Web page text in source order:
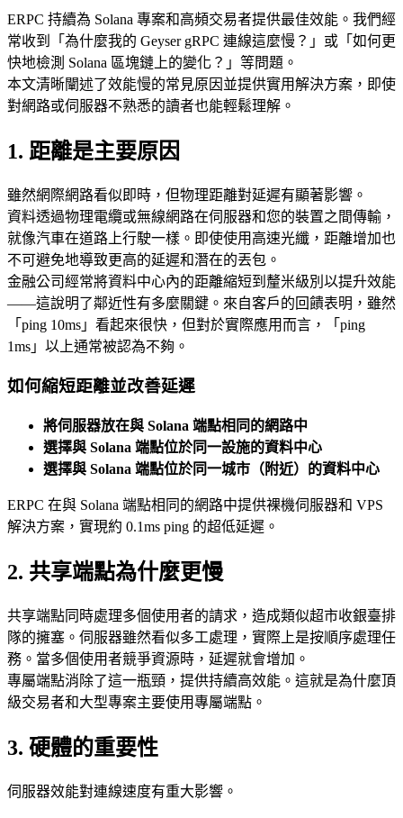
ERPC 持續為 Solana 專案和高頻交易者提供最佳效能。我們經
常收到「為什麼我的 Geyser gRPC 連線這麼慢？」或「如何更
快地檢測 Solana 區塊鏈上的變化？」等問題。
本文清晰闡述了效能慢的常見原因並提供實用解決方案，即使
對網路或伺服器不熟悉的讀者也能輕鬆理解。
1. 距離是主要原因
雖然網際網路看似即時，但物理距離對延遲有顯著影響。
資料透過物理電纜或無線網路在伺服器和您的裝置之間傳輸，
就像汽車在道路上行駛一樣。即使使用高速光纖，距離增加也
不可避免地導致更高的延遲和潛在的丟包。
金融公司經常將資料中心內的距離縮短到釐米級別以提升效能
——這說明了鄰近性有多麼關鍵。來自客戶的回饋表明，雖然
「ping 10ms」看起來很快，但對於實際應用而言，「ping
1ms」以上通常被認為不夠。
如何縮短距離並改善延遲
將伺服器放在與 Solana 端點相同的網路中
選擇與 Solana 端點位於同一設施的資料中心
選擇與 Solana 端點位於同一城市（附近）的資料中心
ERPC 在與 Solana 端點相同的網路中提供裸機伺服器和 VPS
解決方案，實現約 0.1ms ping 的超低延遲。
2. 共享端點為什麼更慢
共享端點同時處理多個使用者的請求，造成類似超市收銀臺排
隊的擁塞。伺服器雖然看似多工處理，實際上是按順序處理任
務。當多個使用者競爭資源時，延遲就會增加。
專屬端點消除了這一瓶頸，提供持續高效能。這就是為什麼頂
級交易者和大型專案主要使用專屬端點。
3. 硬體的重要性
伺服器效能對連線速度有重大影響。